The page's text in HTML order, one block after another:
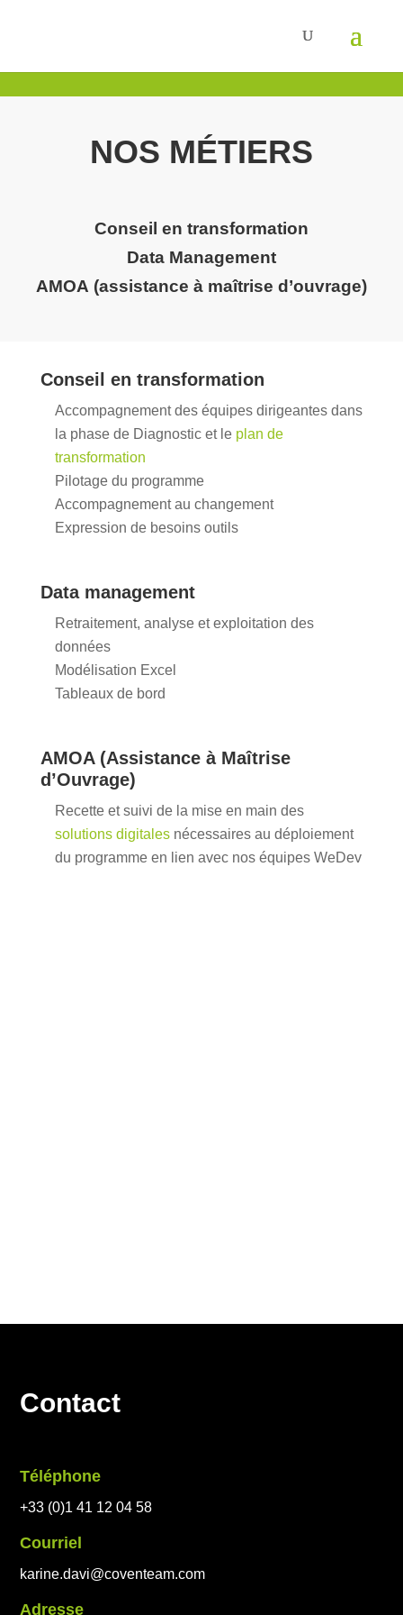
NOS MÉTIERS
Conseil en transformation
Data Management
AMOA (assistance à maîtrise d’ouvrage)
Conseil en transformation
Accompagnement des équipes dirigeantes dans
la phase de Diagnostic et le plan de
transformation
Pilotage du programme
Accompagnement au changement
Expression de besoins outils
Data management
Retraitement, analyse et exploitation des
données
Modélisation Excel
Tableaux de bord
AMOA (Assistance à Maîtrise
d’Ouvrage)
Recette et suivi de la mise en main des
solutions digitalesnécessaires au déploiement
du programme en lien avec nos équipes WeDev
Contact
Téléphone
+33 (0)1 41 12 04 58
Courriel
karine.davi@coventeam.com
Adresse